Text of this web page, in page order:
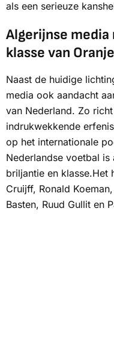
als een serieuze
Algerijnse
klasse van Oranje
Naast de huidige
media ook aandacht
van Nederland. Zo richt
indrukwekkende
op het internationale
Nederlandse voetbal
briljantie en klasse.Het
Cruijff, Ronald
Basten, Ruud Gullit en